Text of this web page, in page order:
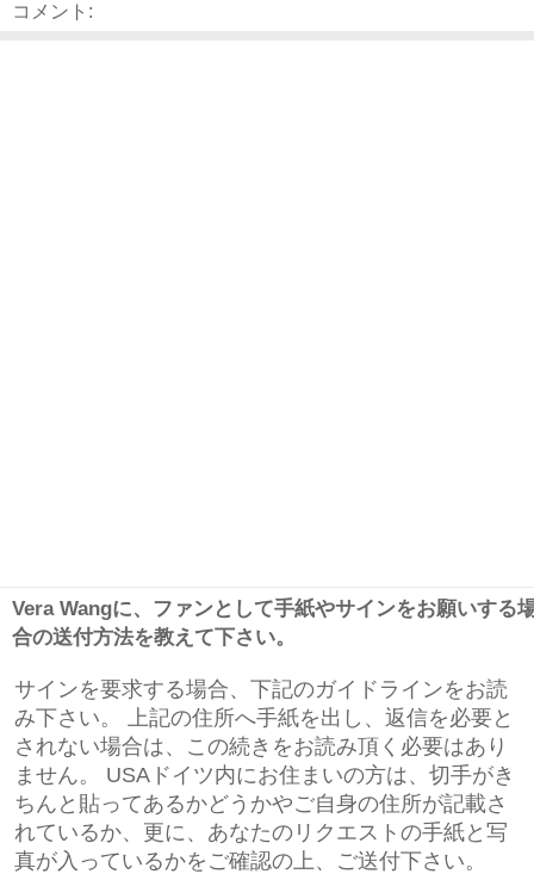
コメント:
Vera Wangに、ファンとして手紙やサインをお願いする
合の送付方法を教えて下さい。
サインを要求する場合、下記のガイドラインをお読
み下さい。 上記の住所へ手紙を出し、返信を必要と
されない場合は、この続きをお読み頂く必要はあり
ません。 USAドイツ内にお住まいの方は、切手がき
ちんと貼ってあるかどうかやご自身の住所が記載さ
れているか、更に、あなたのリクエストの手紙と写
真が入っているかをご確認の上、ご送付下さい。